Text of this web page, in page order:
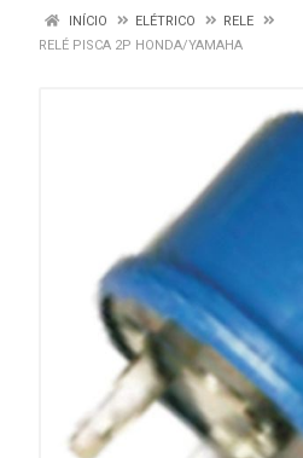
INÍCIO ELÉTRICO
RELE
RELÉ PISCA 2P HONDA/YAMAHA